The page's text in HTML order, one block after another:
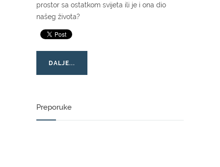
prostor sa ostatkom svijeta ili je i ona dio
našeg života?
DALJE...
Preporuke